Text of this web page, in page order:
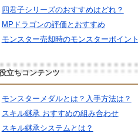
四君子シリーズのおすすめはどれ？
MPドラゴンの評価とおすすめ
モンスター売却時のモンスターポイント
立ちコンテンツ
モンスターメダルとは？入手方法は？
スキル継承 おすすめの組み合わせ
スキル継承システムとは？